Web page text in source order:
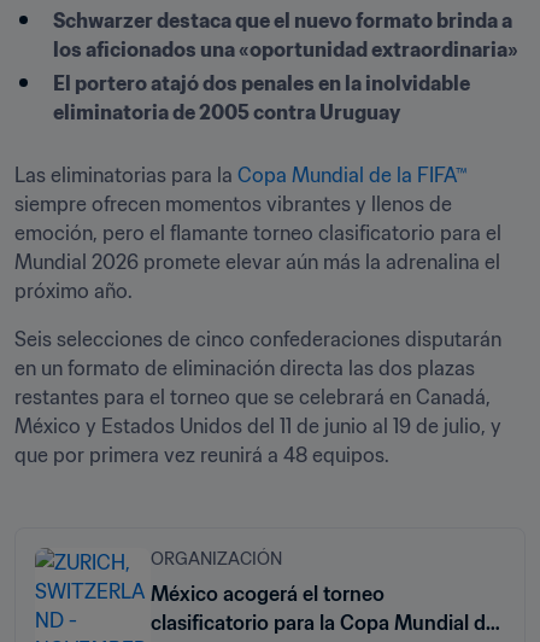
Schwarzer destaca que el nuevo formato brinda a
los aficionados una «oportunidad extraordinaria»
El portero atajó dos penales en la inolvidable
eliminatoria de 2005 contra Uruguay
Las eliminatorias para la Copa Mundial de la FIFA™
siempre ofrecen momentos vibrantes y llenos de
emoción, pero el flamante torneo clasificatorio para el
Mundial 2026 promete elevar aún más la adrenalina el
próximo año.
Seis selecciones de cinco confederaciones disputarán
en un formato de eliminación directa las dos plazas
restantes para el torneo que se celebrará en Canadá,
México y Estados Unidos del 11 de junio al 19 de julio, y
que por primera vez reunirá a 48 equipos.
ORGANIZACIÓN
México acogerá el torneo
clasificatorio para la Copa Mundial de